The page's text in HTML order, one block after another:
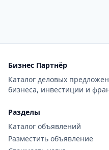
Бизнес Партнёр
Каталог деловых
бизнеса, инвестиции и
Разделы
Каталог объявлений
Разместить объявление